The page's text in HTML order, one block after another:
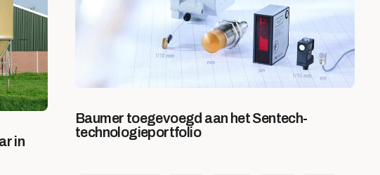
in
Baumer toegevoegd aan het Sentech-
technologieportfolio